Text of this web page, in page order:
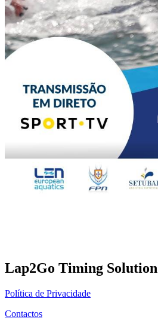
Lap2Go Timing Solution
Política de Privacidade
Contactos